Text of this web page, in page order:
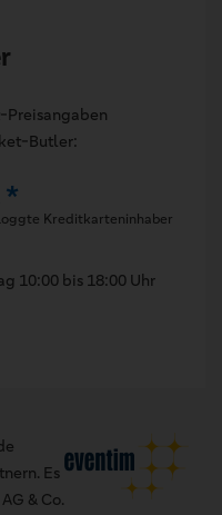
Preisangaben
Butler:
*
Kreditkarteninhaber
10:00 bis 18:00 Uhr
Es
& Co.